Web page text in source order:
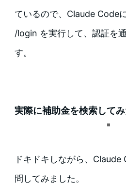
ているので、Claude Code
/login を実行して、認証を
す。
実際に補助金を検索して
ドキドキしながら、
問してみました。